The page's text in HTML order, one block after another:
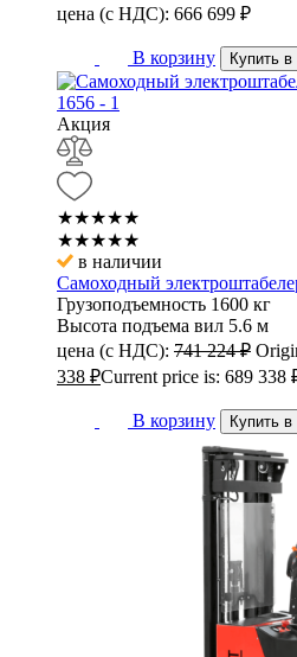
цена (с НДС): 666 699 ₽
В корзину Купить в
Акция
★★★★★
★★★★★
в наличии
Самоходный
Грузоподъемность 1600 кг
Высота подъема вил 5.6 м
цена (с НДС): 741 224₽
338 ₽Current price is: 689 338
В корзину Купить в